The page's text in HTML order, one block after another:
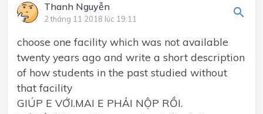
Thanh Nguyễn
2 tháng 11 2018 lúc 19:11
choose one facility which was not available
twenty years ago and write a short description
of how students in the past studied without
that facility
GIÚP E VỚI.MAI E PHẢI NỘP RỒI.